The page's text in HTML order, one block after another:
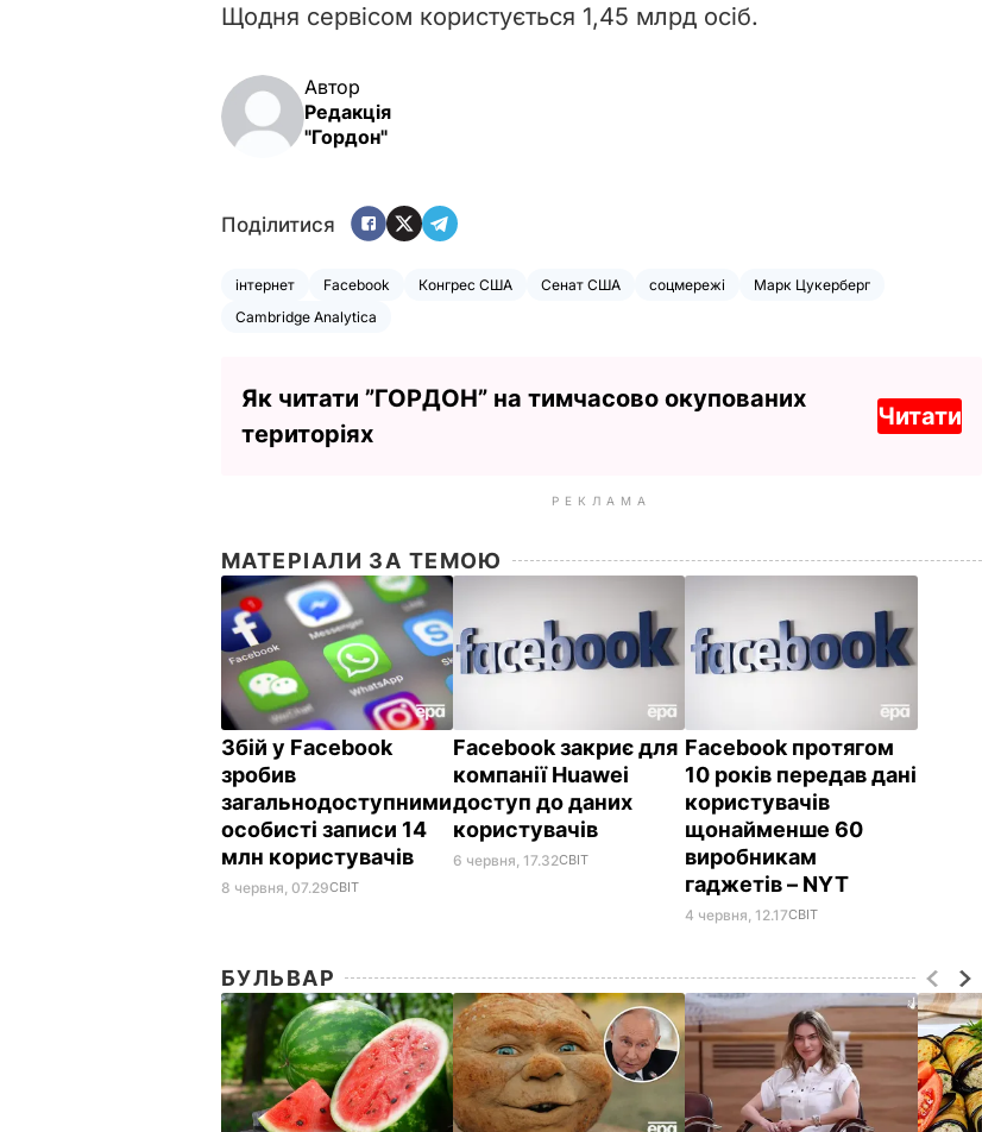
Щодня сервісом користується 1,45 млрд осіб.
Автор
Редакція
"Гордон"
Поділитися
інтернет Facebook Конгрес США Сенат США соцмережі
Марк Цукерберг
Cambridge Analytica
Як читати ”ГОРДОН” на тимчасово окупованих
територіях
Читати
РЕКЛАМА
МАТЕРІАЛИ ЗА ТЕМОЮ
Збій у Facebook
зробив
загальнодоступними
особисті записи 14
млн користувачів
8 червня, 07.29СВІТ
Facebook закриє для
компанії Huawei
доступ до даних
користувачів
6 червня, 17.32СВІТ
Facebook протягом
10 років передав дані
користувачів
щонайменше 60
виробникам
гаджетів – NYT
4 червня, 12.17СВІТ
БУЛЬВАР